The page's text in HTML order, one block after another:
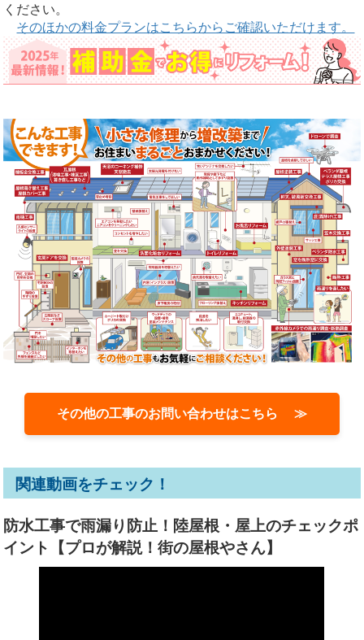
ください。
そのほかの料金プランはこちらからご確認いただけます。
その他の工事のお問い合わせはこちら ≫
関連動画をチェック！
防水工事で雨漏り防止！陸屋根・屋上のチェックポ
イント【プロが解説！街の屋根やさん】